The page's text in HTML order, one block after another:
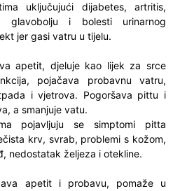
uključujući dijabetes, artritis,
glavobolju i bolesti urinarnog
jer gasi vatru u tijelu.
apetit, djeluje kao lijek za srce
pojačava probavnu vatru,
i vjetrova. Pogoršava pittu i
a smanjuje vatu.
pojavljuju se simptomi pitta
krv, svrab, problemi s kožom,
nedostatak željeza i otekline.
apetit i probavu, pomaže u